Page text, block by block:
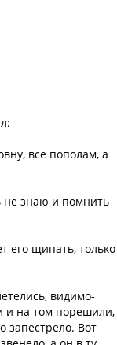
все пополам, а
знаю и помнить
его щипать, только
видимо-
и на том порешили,
запестрело. Вот